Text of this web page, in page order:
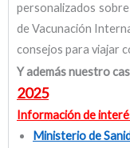
personalizados
de Vacunación
consejos para viajar
Y además nuestro
2025
Información de
Ministerio de